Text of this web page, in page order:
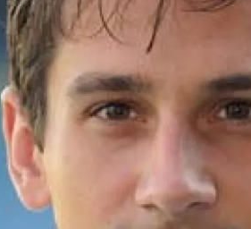
Curling
Dostihy
Florbal
Futsal
Golf
Gymnastika